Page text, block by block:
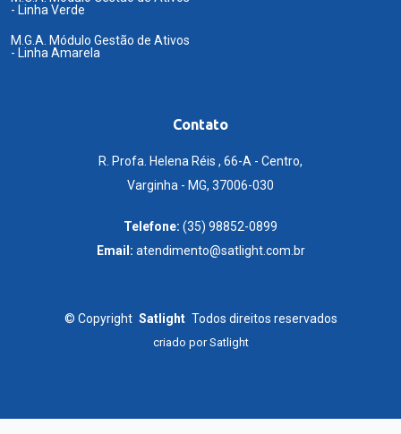
- Linha Verde
M.G.A. Módulo Gestão de Ativos
- Linha Amarela
Contato
R. Profa. Helena Réis , 66-A - Centro,
Varginha - MG, 37006-030
Telefone: (35) 98852-0899
Email: atendimento@satlight.com.br
© Copyright Satlight Todos direitos reservados
criado porSatlight